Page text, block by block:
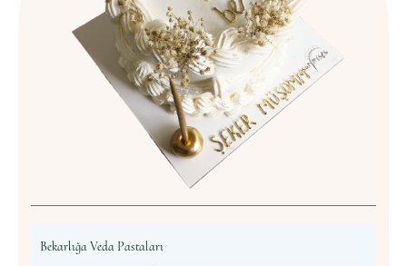
Bekarlığa Veda Pastaları